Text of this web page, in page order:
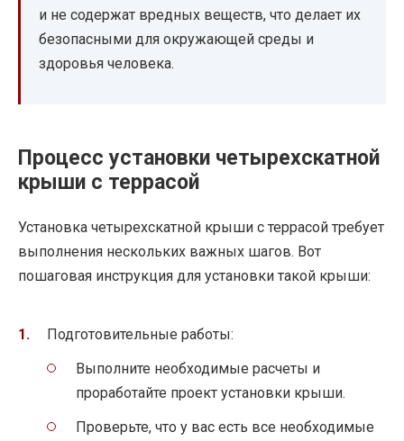
и не содержат вредных веществ, что делает их
безопасными для окружающей среды и
здоровья человека.
Процесс установки четырехскатной
крыши с террасой
Установка четырехскатной крыши с террасой требует
выполнения нескольких важных шагов. Вот
пошаговая инструкция для установки такой крыши:
Подготовительные работы:
Выполните необходимые расчеты и
проработайте проект установки крыши.
Проверьте, что у вас есть все необходимые